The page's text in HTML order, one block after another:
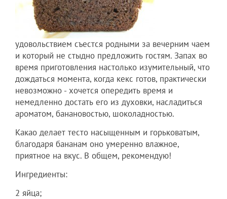
удовольствием съестся родными за вечерним чаем
и который не стыдно предложить гостям. Запах во
время приготовления настолько изумительный, что
дождаться момента, когда кекс готов, практически
невозможно - хочется опередить время и
немедленно достать его из духовки, насладиться
ароматом, банановостью, шоколадностью.
Какао делает тесто насыщенным и горьковатым,
благодаря бананам оно умеренно влажное,
приятное на вкус. В общем, рекомендую!
Ингредиенты:
2 яйца;